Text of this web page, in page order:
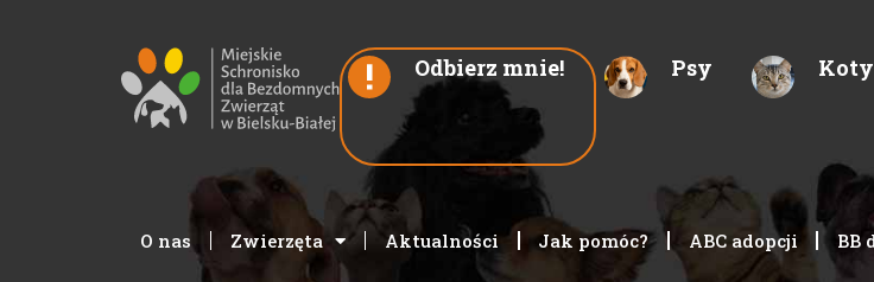
Odbierz mnie! Psy Koty
O nas Zwierzęta Aktualności Jak pomóc? ABC adopcji BB